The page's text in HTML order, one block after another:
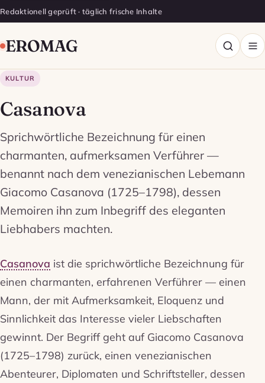
Redaktionell geprüft · täglich frische Inhalte
EROMAG
KULTUR
Casanova
Sprichwörtliche Bezeichnung für einen
charmanten, aufmerksamen Verführer —
benannt nach dem venezianischen Lebemann
Giacomo Casanova (1725–1798), dessen
Memoiren ihn zum Inbegriff des eleganten
Liebhabers machten.
Casanova ist die sprichwörtliche Bezeichnung für
einen charmanten, erfahrenen Verführer — einen
Mann, der mit Aufmerksamkeit, Eloquenz und
Sinnlichkeit das Interesse vieler Liebschaften
gewinnt. Der Begriff geht auf Giacomo Casanova
(1725–1798) zurück, einen venezianischen
Abenteurer, Diplomaten und Schriftsteller, dessen